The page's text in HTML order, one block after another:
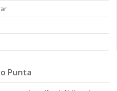
Punta